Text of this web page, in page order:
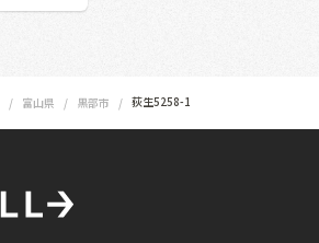
富山県 黒部市 荻生5258-1